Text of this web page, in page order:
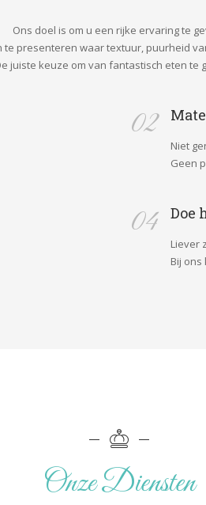
Ons doel is om u een rijke ervaring te
te presenteren waar textuur, puurheid
juiste keuze om van fantastisch eten te
02
Niet
Geen
04 Doe
Liever
Bij
Onze Diensten